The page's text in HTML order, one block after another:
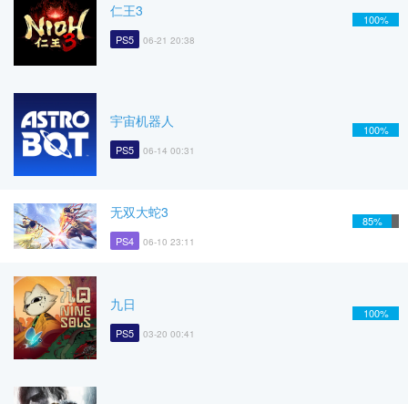
仁王3
PS5 06-21 20:38
100%
宇宙机器人
PS5 06-14 00:31
100%
无双大蛇3
PS4 06-10 23:11
85%
九日
PS5 03-20 00:41
100%